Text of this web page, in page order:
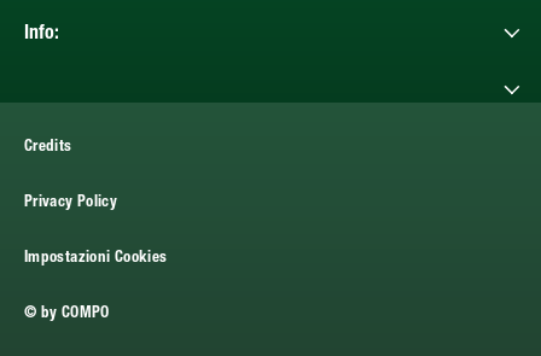
Info:
Credits
Privacy Policy
Impostazioni Cookies
© by COMPO